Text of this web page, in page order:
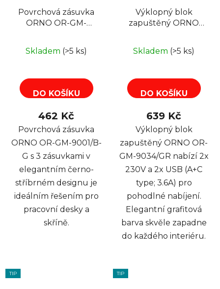
Povrchová zásuvka
ORNO OR-GM-
barva černo-stříbrná
Skladem (>5 ks)
DO KOŠÍKU
462 Kč
Povrchová zásuvka
ORNO OR-GM-9001/B-
G s 3 zásuvkami v
elegantním černo-
stříbrném designu je
ideálním řešením pro
pracovní desky a
skříně.
Výklopný blok
zapuštěný ORNO
type; 3.6A), barva
Skladem (>5 ks)
DO KOŠÍKU
639 Kč
Výklopný blok
zapuštěný ORNO OR-
GM-9034/GR nabízí 2x
230V a 2x USB (A+C
type; 3.6A) pro
pohodlné nabíjení.
Elegantní grafitová
barva skvěle zapadne
do každého interiéru.
TIP TIP